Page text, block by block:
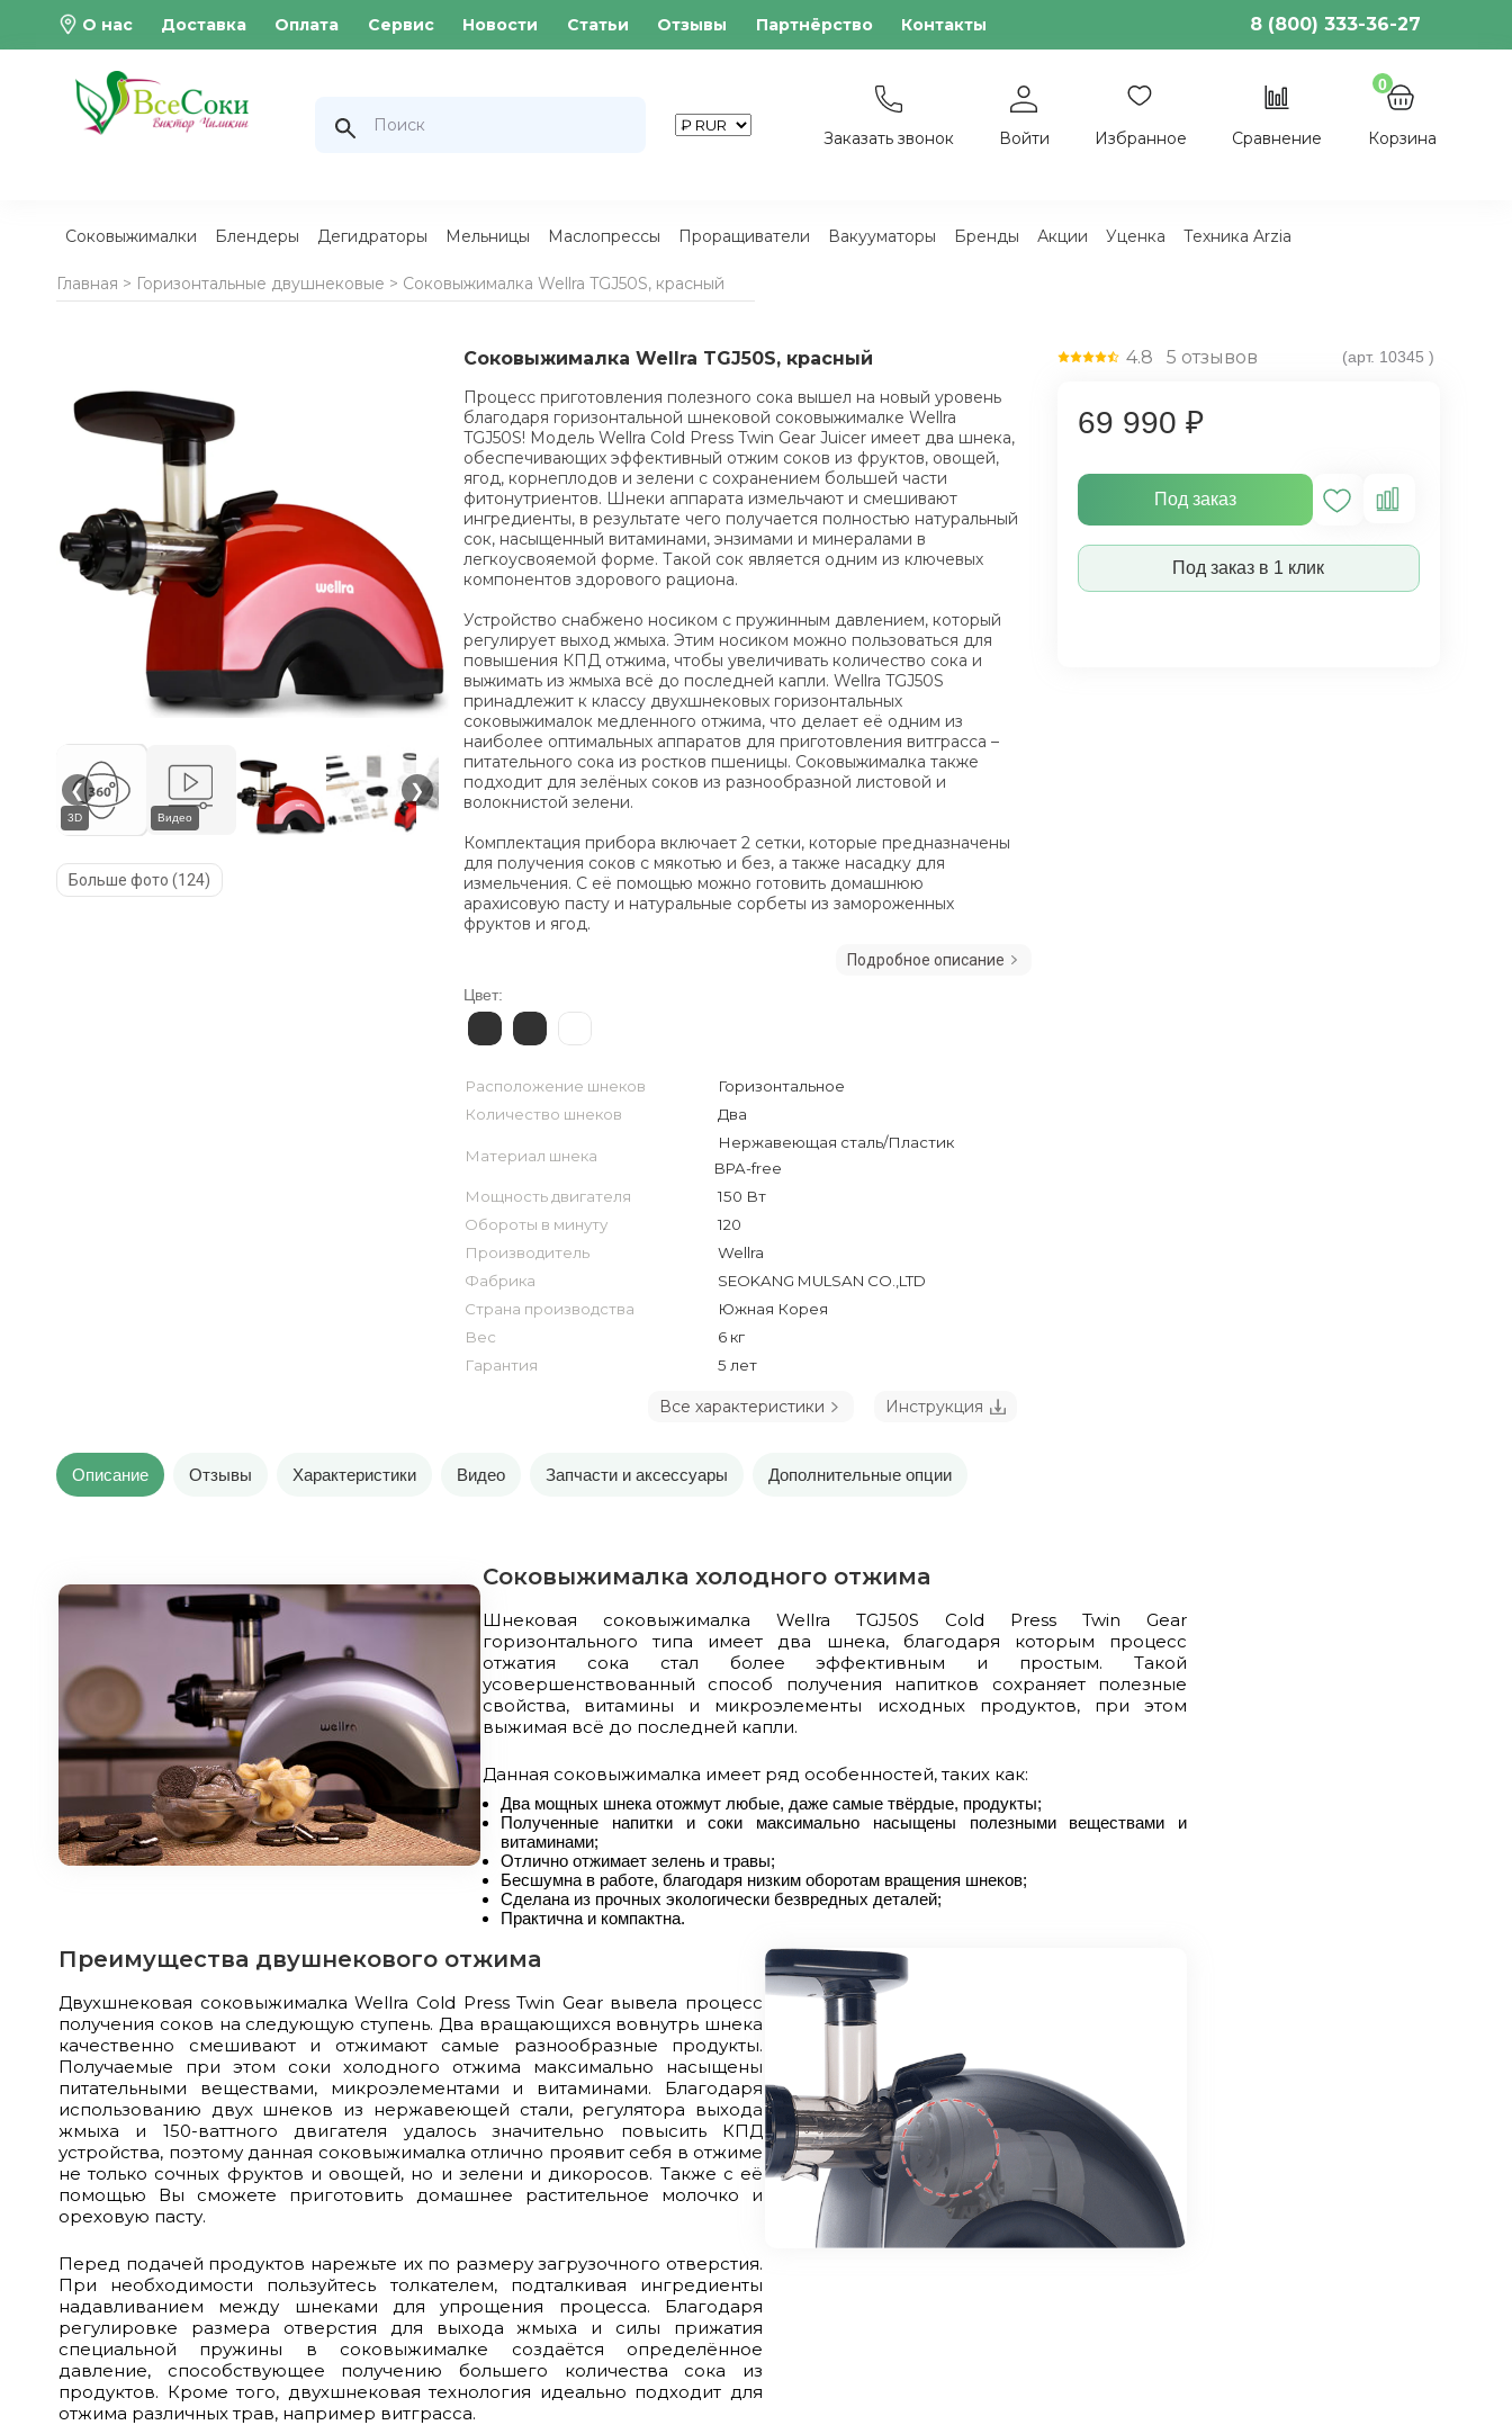
О нас Доставка Оплата Сервис Новости Статьи Отзывы Партнёрство Контакты 8 (800) 333-36-27
Заказать звонок Войти Избранное Сравнение
0
Корзина
Соковыжималки Блендеры Дегидраторы Мельницы Маслопрессы Проращиватели Вакууматоры Бренды Акции Уценка Техника Arzia
Главная > Горизонтальные двушнековые > Соковыжималка Wellra TGJ50S, красный
3D Видео
❮ ❯
Больше фото (124)
4.8 5 отзывов
Соковыжималка Wellra TGJ50S, красный (арт. 10345 )
69 990 ₽
Под заказ
Под заказ в 1 клик
Процесс приготовления полезного сока вышел на новый уровень
благодаря горизонтальной шнековой соковыжималке Wellra
TGJ50S! Модель Wellra Cold Press Twin Gear Juicer имеет два шнека,
обеспечивающих эффективный отжим соков из фруктов, овощей,
ягод, корнеплодов и зелени с сохранением большей части
фитонутриентов. Шнеки аппарата измельчают и смешивают
ингредиенты, в результате чего получается полностью натуральный
сок, насыщенный витаминами, энзимами и минералами в
легкоусвояемой форме. Такой сок является одним из ключевых
компонентов здорового рациона.
Устройство снабжено носиком с пружинным давлением, который
регулирует выход жмыха. Этим носиком можно пользоваться для
повышения КПД отжима, чтобы увеличивать количество сока и
выжимать из жмыха всё до последней капли. Wellra TGJ50S
принадлежит к классу двухшнековых горизонтальных
соковыжималок медленного отжима, что делает её одним из
наиболее оптимальных аппаратов для приготовления витграсса –
питательного сока из ростков пшеницы. Соковыжималка также
подходит для зелёных соков из разнообразной листовой и
волокнистой зелени.
Комплектация прибора включает 2 сетки, которые предназначены
для получения соков с мякотью и без, а также насадку для
измельчения. С её помощью можно готовить домашнюю
арахисовую пасту и натуральные сорбеты из замороженных
фруктов и ягод.
Подробное описание
Цвет:
Расположение шнеков
Горизонтальное
Количество шнеков
Два
Материал шнека
Нержавеющая сталь/Пластик
BPA-free
Мощность двигателя
150 Вт
Обороты в минуту
120
Производитель
Wellra
Фабрика
SEOKANG MULSAN CO.,LTD
Страна производства
Южная Корея
Вес
6 кг
Гарантия
5 лет
Все характеристики Инструкция
Описание Отзывы Характеристики Видео Запчасти и аксессуары Дополнительные опции
Соковыжималка холодного отжима
Шнековая соковыжималка Wellra TGJ50S Cold Press Twin Gear
горизонтального типа имеет два шнека, благодаря которым процесс
отжатия сока стал более эффективным и простым. Такой
усовершенствованный способ получения напитков сохраняет полезные
свойства, витамины и микроэлементы исходных продуктов, при этом
выжимая всё до последней капли.
Данная соковыжималка имеет ряд особенностей, таких как:
Два мощных шнека отожмут любые, даже самые твёрдые, продукты;
Полученные напитки и соки максимально насыщены полезными веществами и
витаминами;
Отлично отжимает зелень и травы;
Бесшумна в работе, благодаря низким оборотам вращения шнеков;
Сделана из прочных экологически безвредных деталей;
Практична и компактна.
Преимущества двушнекового отжима
Двухшнековая соковыжималка Wellra Cold Press Twin Gear вывела процесс
получения соков на следующую ступень. Два вращающихся вовнутрь шнека
качественно смешивают и отжимают самые разнообразные продукты.
Получаемые при этом соки холодного отжима максимально насыщены
питательными веществами, микроэлементами и витаминами. Благодаря
использованию двух шнеков из нержавеющей стали, регулятора выхода
жмыха и 150-ваттного двигателя удалось значительно повысить КПД
устройства, поэтому данная соковыжималка отлично проявит себя в отжиме
не только сочных фруктов и овощей, но и зелени и дикоросов. Также с её
помощью Вы сможете приготовить домашнее растительное молочко и
ореховую пасту.
Перед подачей продуктов нарежьте их по размеру загрузочного отверстия.
При необходимости пользуйтесь толкателем, подталкивая ингредиенты
надавливанием между шнеками для упрощения процесса. Благодаря
регулировке размера отверстия для выхода жмыха и силы прижатия
специальной пружины в соковыжималке создаётся определённое
давление, способствующее получению большего количества сока из
продуктов. Кроме того, двухшнековая технология идеально подходит для
отжима различных трав, например витграсса.